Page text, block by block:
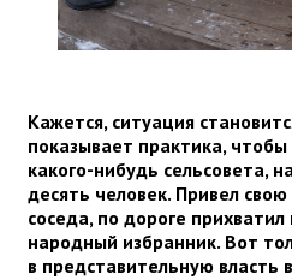
Кажется, ситуация
показывает практика,
какого-нибудь сельсовета,
десять человек. Привел
соседа, по дороге
народный избранник. Вот
в представительную